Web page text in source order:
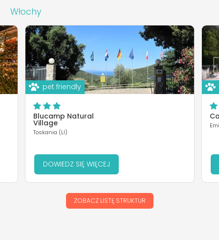
Włochy
pet friendly
Blucamp Natural
Village
Toskania (LI)
DOWIEDZ SIĘ WIĘCEJ
ZOBACZ LISTĘ STRUKTUR